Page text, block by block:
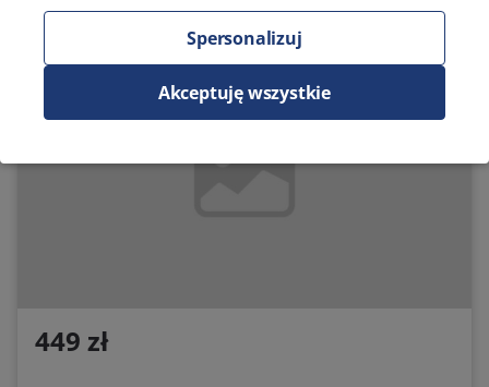
Online check-in
449 zł
Spersonalizuj
Akceptuję wszystkie